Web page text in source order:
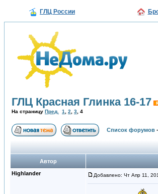
ГЛЦ России
ГЛЦ Красная Глинка 16-17
На страницу Пред. 1 2 3 4
Список форумов
Автор
Highlander
Добавлено: Чт Апр 11,